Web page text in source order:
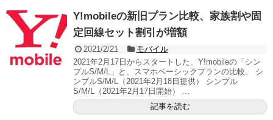
Y!mobileの新旧プラン比較、家族割や固
定回線セット割引が増額
2021/2/21
モバイル
2021年2月17日からスタートした、Y!mobileの「シン
プルS/M/L」と、スマホベーシックプランの比較。 シ
ンプルS/M/L（2021年2月18日提供） シンプル
S/M/L（2021年2月17日開始） ...
記事を読む